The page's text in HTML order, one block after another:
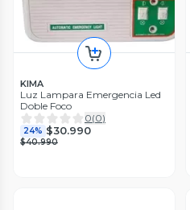
KIMA
Luz Lampara Emergencia Led
Doble Foco
0(0)
24% $30.990
$40.990